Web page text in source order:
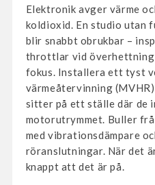
Elektronik avger värme
koldioxid. En studio utan
blir snabbt obrukbar –
throttlar vid överhettning
fokus. Installera ett tyst
värmeåtervinning
sitter på ett ställe där de
motorutrymmet. Buller
med vibrationsdämpare
röranslutningar. När det
knappt att det är på.